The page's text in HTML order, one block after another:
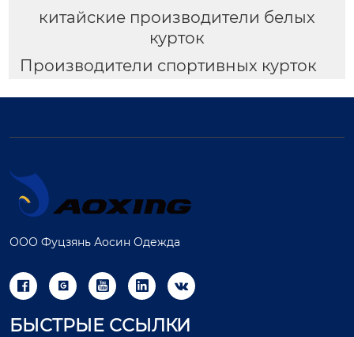
китайские производители белых
курток
Производители спортивных курток
ООО Фуцзянь Аосин Одежда
    
БЫСТРЫЕ ССЫЛКИ